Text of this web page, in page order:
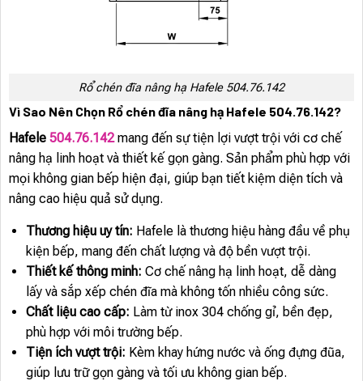
Rổ chén đĩa nâng hạ Hafele 504.76.142
Vì Sao Nên Chọn Rổ chén đĩa nâng hạ Hafele 504.76.142?
Hafele 504.76.142mang đến sự tiện lợi vượt trội với cơ chế
nâng hạ linh hoạt và thiết kế gọn gàng. Sản phẩm phù hợp với
mọi không gian bếp hiện đại, giúp bạn tiết kiệm diện tích và
nâng cao hiệu quả sử dụng.
Thương hiệu uy tín: Hafele là thương hiệu hàng đầu về phụ
kiện bếp, mang đến chất lượng và độ bền vượt trội.
Thiết kế thông minh: Cơ chế nâng hạ linh hoạt, dễ dàng
lấy và sắp xếp chén đĩa mà không tốn nhiều công sức.
Chất liệu cao cấp: Làm từ inox 304 chống gỉ, bền đẹp,
phù hợp với môi trường bếp.
Tiện ích vượt trội: Kèm khay hứng nước và ống đựng đũa,
giúp lưu trữ gọn gàng và tối ưu không gian bếp.